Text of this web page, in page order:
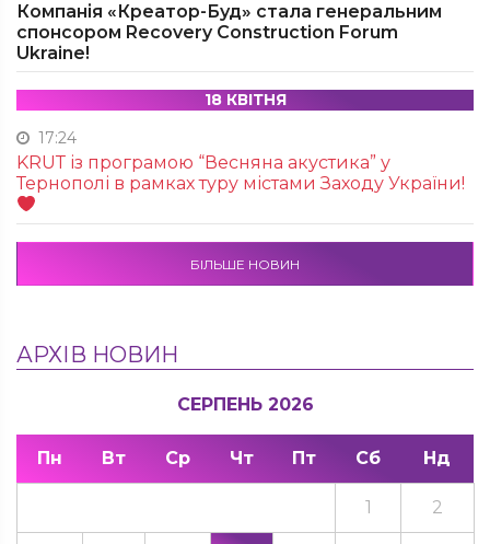
Компанія «Креатор-Буд» стала генеральним
спонсором Recovery Construction Forum
Ukraine!
18 КВІТНЯ
17:24
KRUТ із програмою “Весняна акустика” у
Тернополі в рамках туру містами Заходу України!
БІЛЬШЕ НОВИН
АРХІВ НОВИН
СЕРПЕНЬ 2026
Пн Вт Ср Чт Пт Сб Нд
1 2